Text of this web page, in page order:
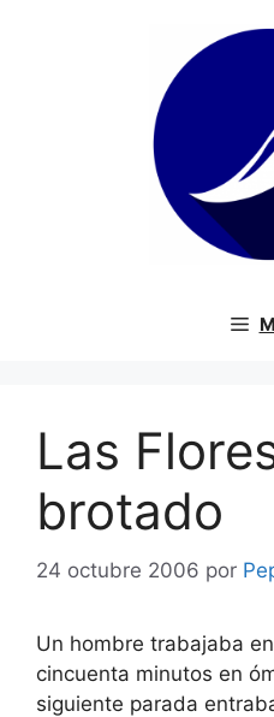
Las
brotado
24 octubre 2006 por
Un hombre trabajaba
cincuenta minutos en
siguiente parada